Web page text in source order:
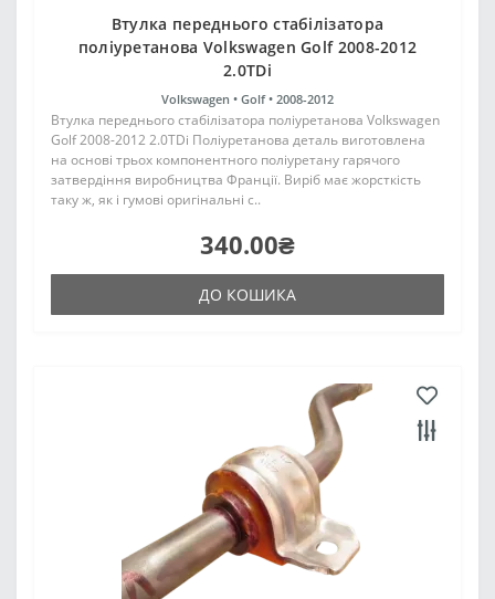
Втулка переднього стабілізатора
поліуретанова Volkswagen Golf 2008-2012
2.0TDi
Volkswagen • Golf • 2008-2012
Втулка переднього стабілізатора поліуретанова Volkswagen
Golf 2008-2012 2.0TDi Поліуретанова деталь виготовлена
на основі трьох компонентного поліуретану гарячого
затвердіння виробництва Франції. Виріб має жорсткість
таку ж, як і гумові оригінальні с..
340.00₴
ДО КОШИКА